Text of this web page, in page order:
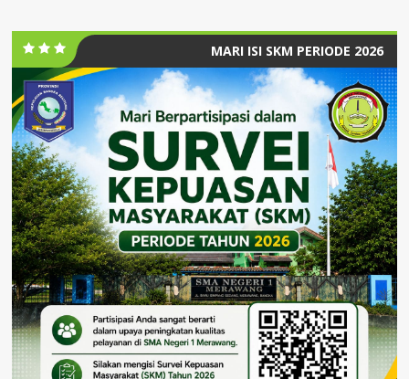
MARI ISI SKM PERIODE 2026